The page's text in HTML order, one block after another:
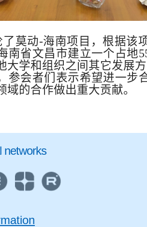
了莫动-海南项目，根据该
南省文昌市建立一个占地
大学和组织之间其它发展
参会者们表示希望进一步
域的合作做出重大贡献。
networks